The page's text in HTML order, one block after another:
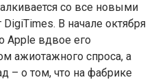
со все новыми
В начале октября
Apple вдвое его
ажиотажного спроса, а
– о том, что на фабрике